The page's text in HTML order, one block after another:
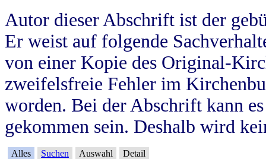
Autor dieser Abschrift ist der
Er weist auf folgende
von einer Kopie des Original-
zweifelsfreie Fehler im
worden. Bei der Abschrift kann
gekommen sein. Deshalb wird
Alles Suchen Auswahl Detail